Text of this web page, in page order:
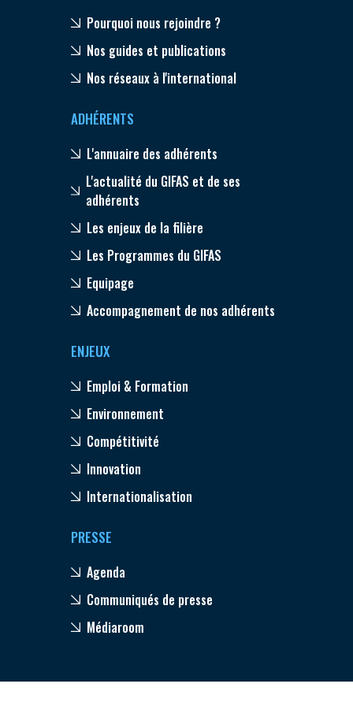
Pourquoi nous rejoindre ?
Nos guides et publications
Nos réseaux à l'international
ADHÉRENTS
L'annuaire des adhérents
L'actualité du GIFAS et de ses
adhérents
Les enjeux de la filière
Les Programmes du GIFAS
Equipage
Accompagnement de nos adhérents
ENJEUX
Emploi & Formation
Environnement
Compétitivité
Innovation
Internationalisation
PRESSE
Agenda
Communiqués de presse
Médiaroom